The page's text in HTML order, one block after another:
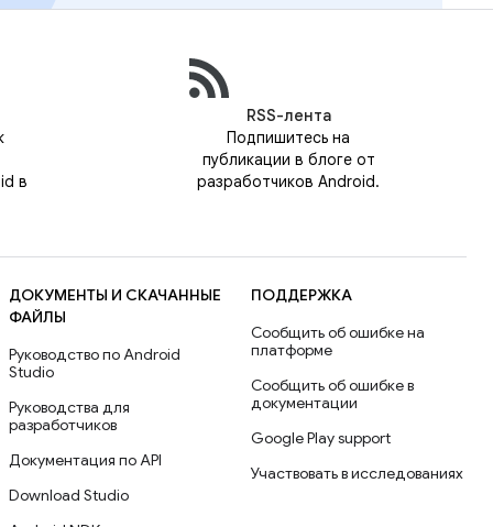
в
RSS-лента
Подпишитесь на
публикации в блоге от
разработчиков Android.
ДОКУМЕНТЫ И СКАЧАННЫЕ
ФАЙЛЫ
Руководство по Android
Studio
Руководства для
разработчиков
Документация по API
Download Studio
ПОДДЕРЖКА
Сообщить об ошибке на
платформе
Сообщить об ошибке в
документации
Google Play support
Участвовать в исследованиях